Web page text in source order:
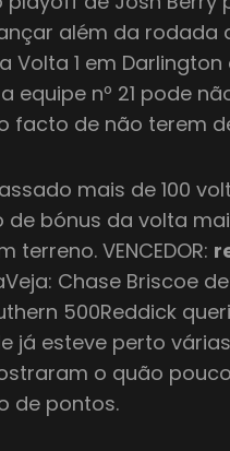
além da rodada
1 em Darlington
nº 21 pode
facto de não terem
mais de 100
bónus da volta
VENCEDOR:
Chase Briscoe
500Reddick
já esteve perto
o quão
de pontos.